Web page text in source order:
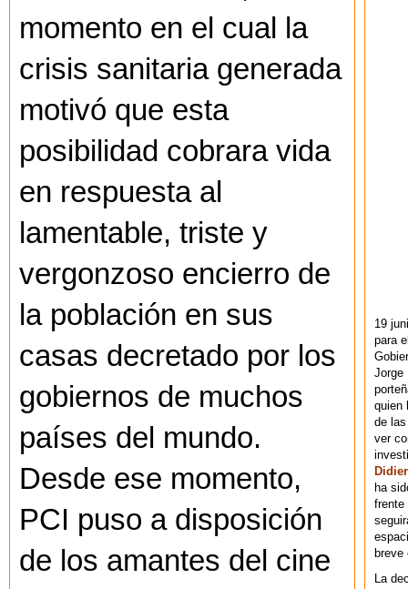
momento en el cual la
crisis sanitaria generada
motivó que esta
posibilidad cobrara vida
en respuesta al
lamentable, triste y
vergonzoso encierro de
la población en sus
casas decretado por los
gobiernos de muchos
países del mundo.
Desde ese momento,
PCI puso a disposición
de los amantes del cine
19
para
Jorge
quien
de
ver
Didier
ha
frente
breve
La